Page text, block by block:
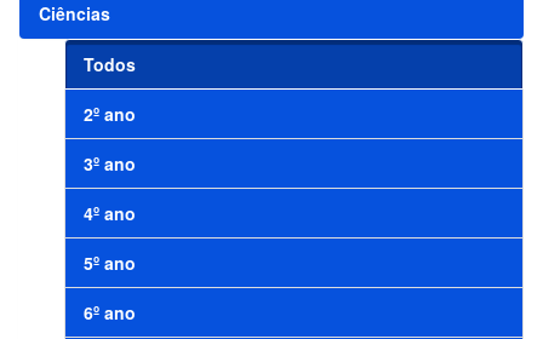
Ciências
Todos
2º ano
3º ano
4º ano
5º ano
6º ano